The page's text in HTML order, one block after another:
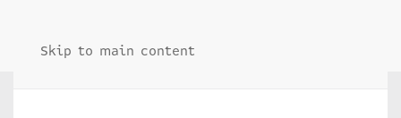
Skip to main content